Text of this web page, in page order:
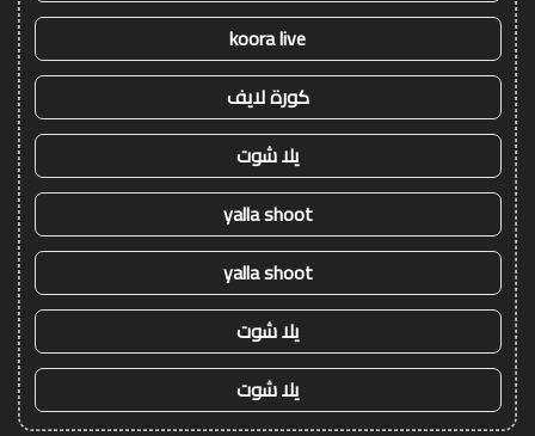
koora live
كورة لايف
يلا شوت
yalla shoot
yalla shoot
يلا شوت
يلا شوت